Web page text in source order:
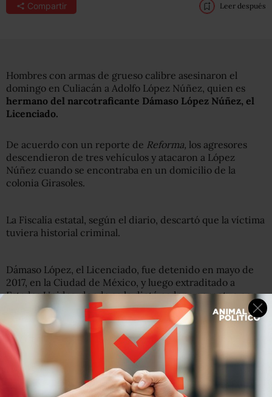
Compartir Leer después
Hombres con armas de grueso calibre asesinaron el
domingo en Culiacán a Adolfo López Núñez, quien es
hermano del narcotraficante Dámaso López Núñez, el
Licenciado.
De acuerdo con un reporte de Reforma, los agresores
descendieron de tres vehículos y atacaron a López
Núñez cuando se encontraba en un domicilio de la
colonia Girasoles.
La Fiscalía estatal, según el diario, descartó que la víctima
tuviera historial criminal.
Dámaso López, el Licenciado, fue detenido en mayo de
2017, en la Ciudad de México, y luego extraditado a
Estados Unidos, donde se le dictó cadena perpetua por
narcotráfico.
Para reducir su pena,
testificó en el juicio en que
Joaquín Guzmán Loera fue declarado culpable,
detallando la forma en que operó para el Chapo y el cártel
de Sinaloa.